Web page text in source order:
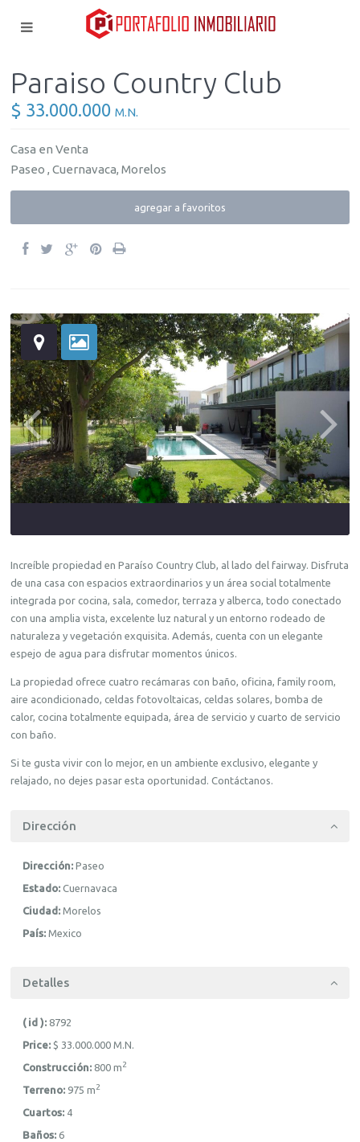
Paraiso Country Club
$ 33.000.000 M.N.
Casa en Venta
Paseo , Cuernavaca, Morelos
agregar a favoritos
Increíble propiedad en Paraíso Country Club, al lado del fairway. Disfruta
de una casa con espacios extraordinarios y un área social totalmente
integrada por cocina, sala, comedor, terraza y alberca, todo conectado
con una amplia vista, excelente luz natural y un entorno rodeado de
naturaleza y vegetación exquisita. Además, cuenta con un elegante
espejo de agua para disfrutar momentos únicos.
La propiedad ofrece cuatro recámaras con baño, oficina, family room,
aire acondicionado, celdas fotovoltaicas, celdas solares, bomba de
calor, cocina totalmente equipada, área de servicio y cuarto de servicio
con baño.
Si te gusta vivir con lo mejor, en un ambiente exclusivo, elegante y
relajado, no dejes pasar esta oportunidad. Contáctanos.
Dirección
Dirección: Paseo
Estado: Cuernavaca
Ciudad: Morelos
País: Mexico
Detalles
( id ): 8792
Price: $ 33.000.000 M.N.
Construcción: 800 m2
Terreno: 975 m2
Cuartos: 4
Baños: 6